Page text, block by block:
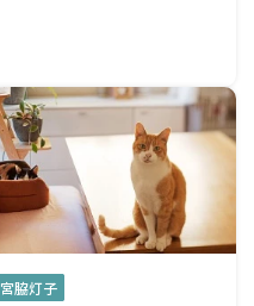
宮脇灯子